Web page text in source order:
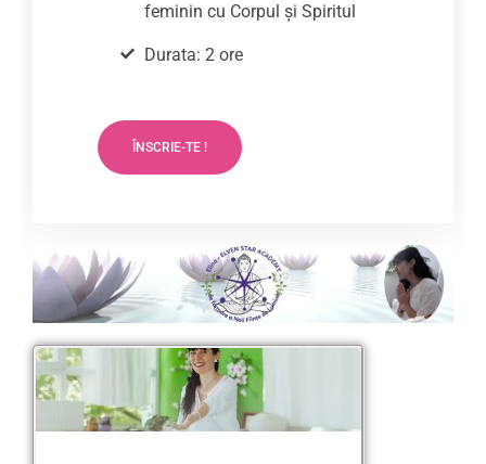
feminin cu Corpul și Spiritul
Durata: 2 ore
ÎNSCRIE-TE !